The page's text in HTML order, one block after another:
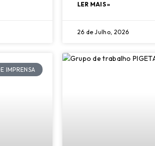
LER MAIS »
26 de Julho, 2026
IMPRENSA